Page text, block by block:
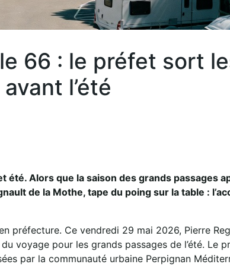
66 : le préfet sort
l’été
été. Alors que la saison des grands passages
de la Mothe, tape du poing sur la table :
préfecture. Ce vendredi 29 mai 2026, Pierre
voyage pour les grands passages de l’été. Le
par la communauté urbaine Perpignan